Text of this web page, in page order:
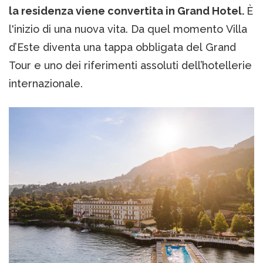
la residenza viene convertita in Grand Hotel. È
l'inizio di una nuova vita. Da quel momento Villa
d’Este diventa una tappa obbligata del Grand
Tour e uno dei riferimenti assoluti dell’hotellerie
internazionale.